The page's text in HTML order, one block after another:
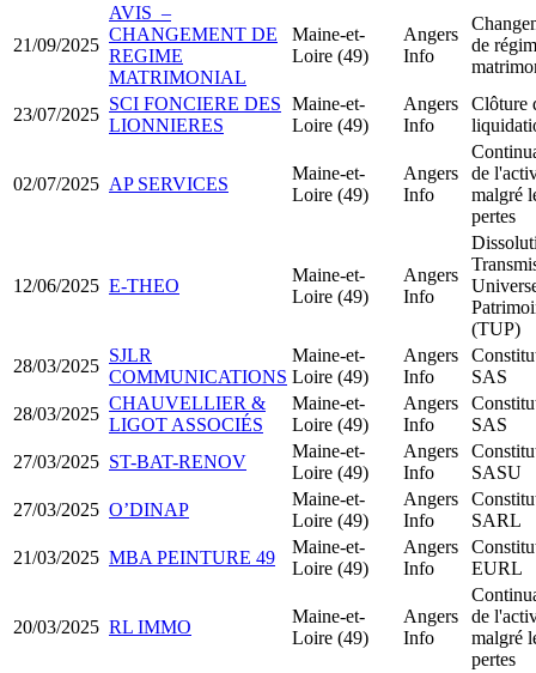
21/09/2025
AVIS –
CHANGEMENT DE
REGIME
MATRIMONIAL
Maine-et-
Loire (49)
Angers
Info
de
23/07/2025
SCI FONCIERE DES
LIONNIERES
Maine-et-
Loire (49)
Angers
Info
Clôture
02/07/2025 AP SERVICES
Maine-et-
Loire (49)
Angers
Info
de
malgré
pertes
12/06/2025 E-THEO
Maine-et-
Loire (49)
Angers
Info
(TUP)
28/03/2025
SJLR
COMMUNICATIONS
Maine-et-
Loire (49)
Angers
Info
SAS
28/03/2025
CHAUVELLIER &
LIGOT ASSOCIÉS
Maine-et-
Loire (49)
Angers
Info
SAS
27/03/2025 ST-BAT-RENOV
Maine-et-
Loire (49)
Angers
Info
SASU
27/03/2025 O’DINAP
Maine-et-
Loire (49)
Angers
Info
SARL
21/03/2025 MBA PEINTURE 49
Maine-et-
Loire (49)
Angers
Info
EURL
20/03/2025 RL IMMO
Maine-et-
Loire (49)
Angers
Info
de
malgré
pertes